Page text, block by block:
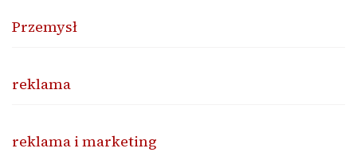
Przemysł
reklama
reklama i marketing